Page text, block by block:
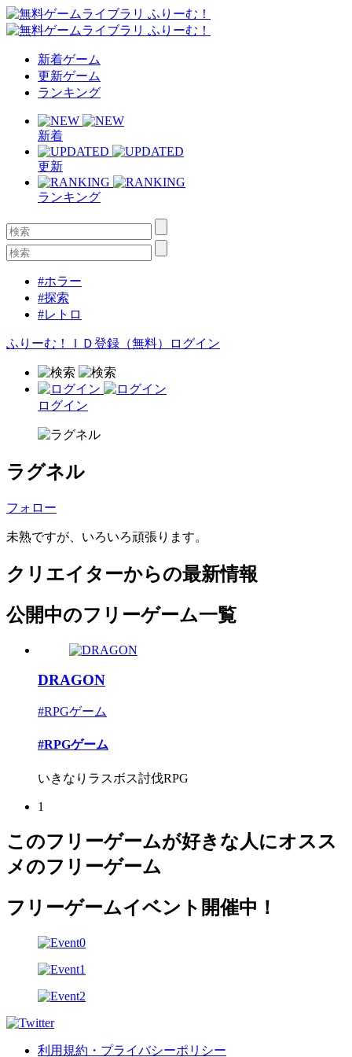
新着ゲーム
更新ゲーム
ランキング
新着
更新
ランキング
#ホラー
#探索
#レトロ
ふりーむ！ＩＤ登録（無料） ログイン
ログイン
ラグネル
フォロー
未熟ですが、いろいろ頑張ります。
クリエイターからの最新情報
公開中のフリーゲーム一覧
DRAGON
#RPGゲーム
#RPGゲーム
いきなりラスボス討伐RPG
1
このフリーゲームが好きな人にオスス
メのフリーゲーム
フリーゲームイベント開催中！
利用規約・プライバシーポリシー